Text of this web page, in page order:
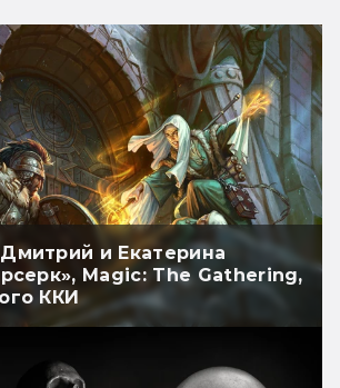
и Екатерина
Magic: The Gathering,
ККИ